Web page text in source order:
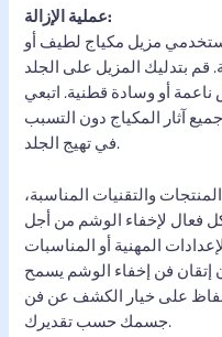
عملية الإزالة:
مزيل مكياج لطيف أو
قم بتدليك المزيل على الجلد
أو وسادة قطنية. اتبعي
آثار المكياج دون التسبب
في تهيج الجلد.
والتقنيات المناسبة،
فعال لإخفاء الوشم من أجل
المهنية أو المناسبات
فن إخفاء الوشم يسمح
على خيار الكشف عن فن
جسمك حسب تقديرك.